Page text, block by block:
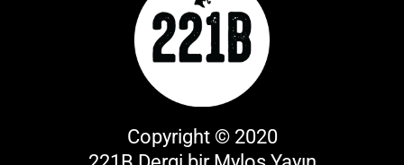
Copyright © 2020